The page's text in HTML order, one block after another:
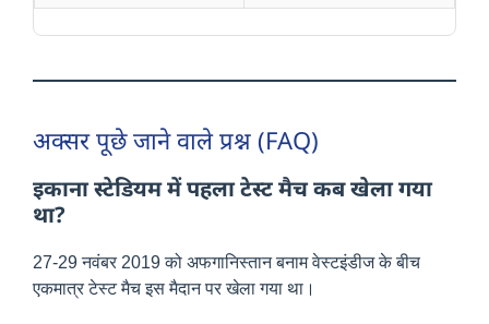
अक्सर पूछे जाने वाले प्रश्न (FAQ)
इकाना स्टेडियम में पहला टेस्ट मैच कब खेला गया
था?
27-29 नवंबर 2019 को अफगानिस्तान बनाम वेस्टइंडीज के बीच
एकमात्र टेस्ट मैच इस मैदान पर खेला गया था।